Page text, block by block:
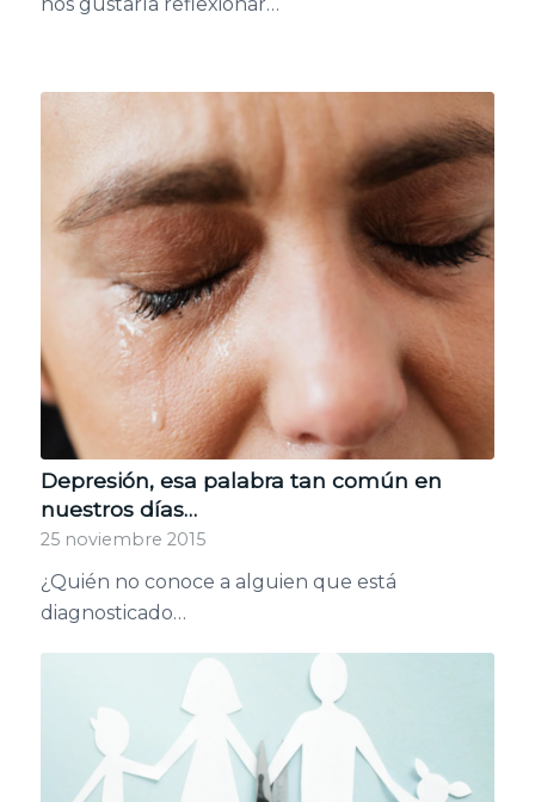
Depresión, esa palabra tan común en
nuestros días…
25 noviembre 2015
¿Quién no conoce a alguien que está
diagnosticado…